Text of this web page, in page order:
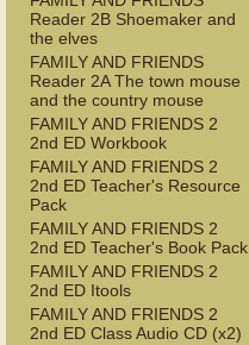
Reader 2B Shoemaker and
the elves
FAMILY AND FRIENDS
Reader 2A The town mouse
and the country mouse
FAMILY AND FRIENDS 2
2nd ED Workbook
FAMILY AND FRIENDS 2
2nd ED Teacher's Resource
Pack
FAMILY AND FRIENDS 2
2nd ED Teacher's Book Pack
FAMILY AND FRIENDS 2
2nd ED Itools
FAMILY AND FRIENDS 2
2nd ED Class Audio CD (x2)